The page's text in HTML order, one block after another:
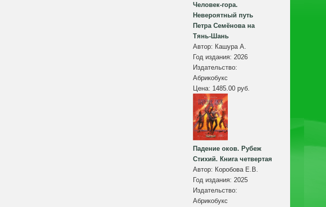
Человек-гора.
Невероятный путь
Петра Семёнова на
Тянь-Шань
Автор: Кашура А.
Год издания: 2026
Издательство:
Абрикобукс
Цена: 1485.00 руб.
Падение оков. Рубеж
Стихий. Книга четвертая
Автор: Коробова Е.В.
Год издания: 2025
Издательство:
Абрикобукс